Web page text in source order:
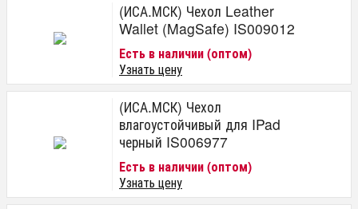
(ИСА.МСК) Чехол Leather
Wallet (MagSafe) IS009012
Есть в наличии (оптом)
Узнать цену
(ИСА.МСК) Чехол
влагоустойчивый для IPad
черный IS006977
Есть в наличии (оптом)
Узнать цену